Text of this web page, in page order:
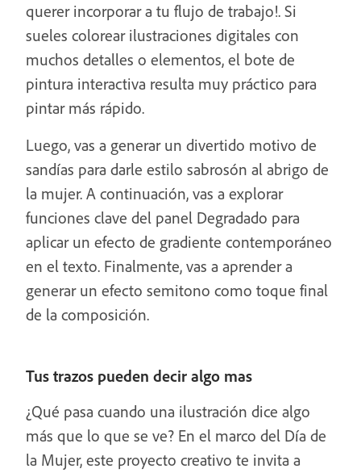
querer incorporar a tu flujo de trabajo!. Si
sueles colorear ilustraciones digitales con
muchos detalles o elementos, el bote de
pintura interactiva resulta muy práctico para
pintar más rápido.
Luego, vas a generar un divertido motivo de
sandías para darle estilo sabrosón al abrigo de
la mujer. A continuación, vas a explorar
funciones clave del panel Degradado para
aplicar un efecto de gradiente contemporáneo
en el texto. Finalmente, vas a aprender a
generar un efecto semitono como toque final
de la composición.
Tus trazos pueden decir algo mas
¿Qué pasa cuando una ilustración dice algo
más que lo que se ve? En el marco del Día de
la Mujer, este proyecto creativo te invita a